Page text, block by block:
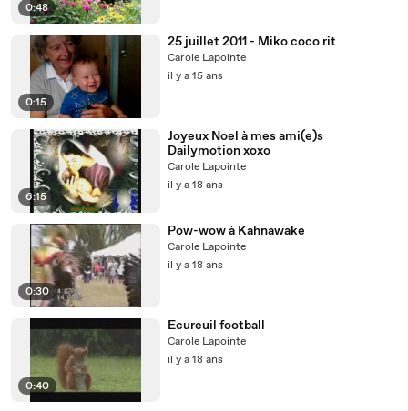
0:48
0:15
25 juillet 2011 - Miko coco rit
Carole Lapointe
il y a 15 ans
6:15
Joyeux Noel à mes ami(e)s
Dailymotion xoxo
Carole Lapointe
il y a 18 ans
0:30
Pow-wow à Kahnawake
Carole Lapointe
il y a 18 ans
0:40
Ecureuil football
Carole Lapointe
il y a 18 ans